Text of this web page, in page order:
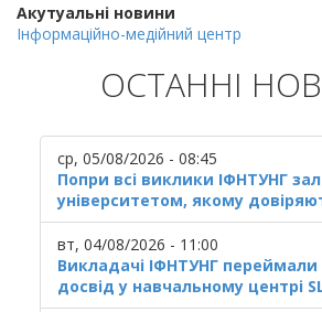
Акутуальні новини
Інформаційно-медійний центр
ОСТАННІ
ср, 05/08/2026 - 08:45
Попри всі виклики ІФНТУНГ
університетом, якому
вт, 04/08/2026 - 11:00
Викладачі ІФНТУНГ
досвід у навчальному центрі